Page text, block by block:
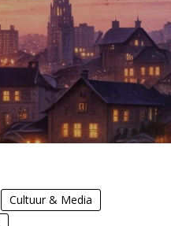
Cultuur & Media